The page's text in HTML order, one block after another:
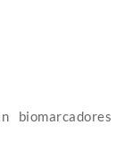
biomarcadores